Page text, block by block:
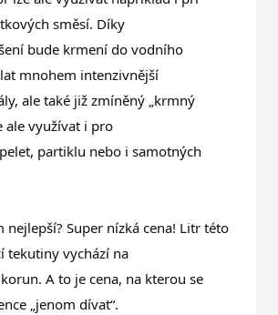
směsí. Díky
bude krmení do vodního
mnohem intenzivnější
ale také již zmíněný „krmný
ale využívat i pro
partiklu nebo i samotných
nejlepší? Super nízká cena! Litr této
tekutiny vychází na
A to je cena, na kterou se
„jenom dívat“.